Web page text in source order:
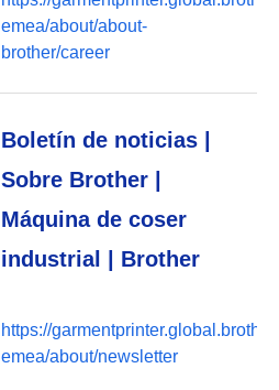
emea/about/about-
brother/career
Boletín de noticias |
Sobre Brother |
Máquina de coser
industrial | Brother
https://
emea/about/newsletter